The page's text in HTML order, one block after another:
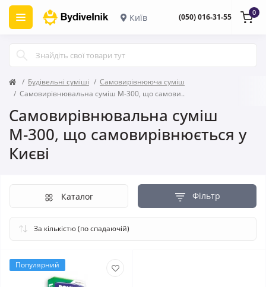
Київ (050) 016-31-55 0
Будівельні суміші
Самовирівнююча суміш
Самовирівнювальна суміш М-300, що самови..
Самовирівнювальна суміш
М-300, що самовирівнюється у
Києві
Фільтр
Каталог
Популярний